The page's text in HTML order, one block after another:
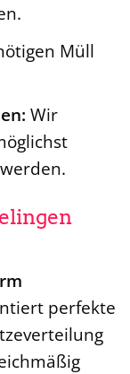
Müll
Wir
perfekte